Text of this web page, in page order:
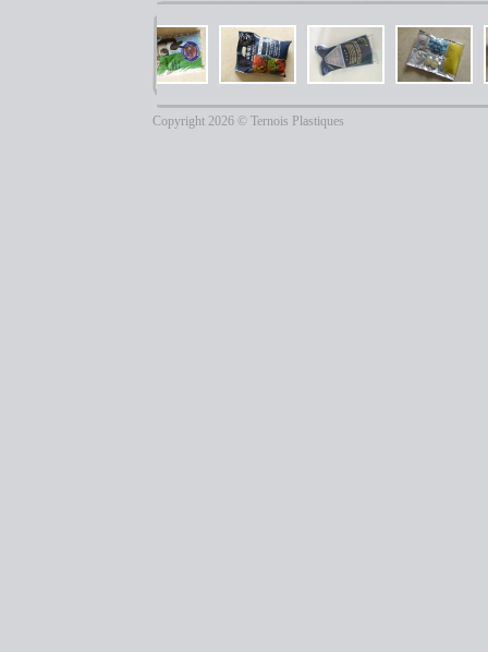
Copyright 2026 © Ternois Plastiques